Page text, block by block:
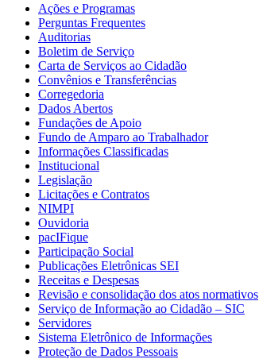
Ações e Programas
Perguntas Frequentes
Auditorias
Boletim de Serviço
Carta de Serviços ao Cidadão
Convênios e Transferências
Corregedoria
Dados Abertos
Fundações de Apoio
Fundo de Amparo ao Trabalhador
Informações Classificadas
Institucional
Legislação
Licitações e Contratos
NIMPI
Ouvidoria
pacIFique
Participação Social
Publicações Eletrônicas SEI
Receitas e Despesas
Revisão e consolidação dos atos normativos
Serviço de Informação ao Cidadão – SIC
Servidores
Sistema Eletrônico de Informações
Proteção de Dados Pessoais